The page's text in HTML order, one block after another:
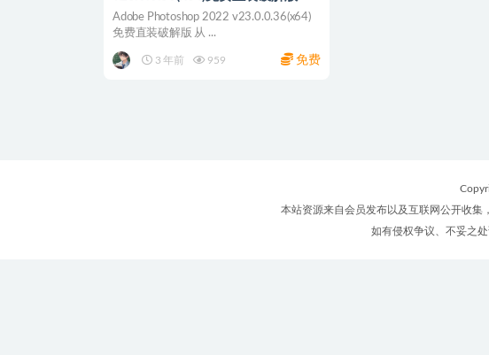
Adobe Photoshop 2022 v23.0.0.36(x64)
免费直装破解版 从 ...
3 年前 959 免费
本站资源来自会员发布以及互联网公开收集
如有侵权争议、不妥之